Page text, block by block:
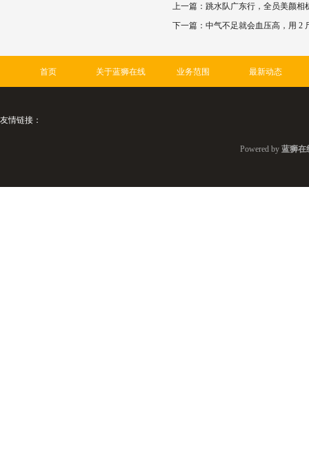
上一篇： 跳水队广东行，全员美颜相
下一篇： 中气不足就会血压高，用 2
首页 关于蓝狮在线 业务范围 最新动态
友情链接：
Powered by 蓝狮在